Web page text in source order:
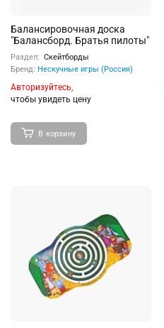
Балансировочная доска
"Балансборд. Братья пилоты"
Раздел: Скейтборды
Бренд: Нескучные игры (Россия)
Авторизуйтесь,
чтобы увидеть цену
В корзину